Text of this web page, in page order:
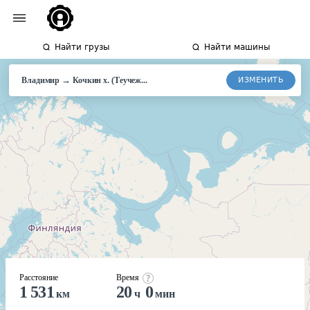
Найти грузы Найти машины
Владимир → Кочкинх. (Теучеж... ИЗМЕНИТЬ
Расстояние
1 531 км
Время
20 ч 0мин